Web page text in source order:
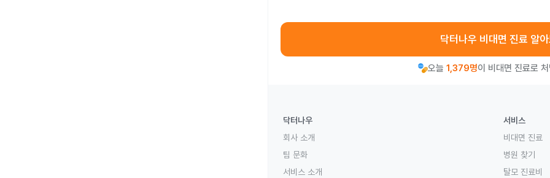
닥터나우 비대면 진료 알아
오늘 1,379명이 비대면 진료로
닥터나우
회사 소개
팀 문화
서비스 소개
서비스
비대면 진료
병원 찾기
탈모 진료비